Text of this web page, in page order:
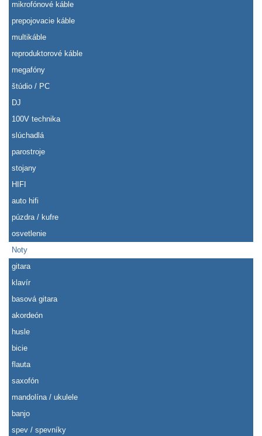
mikrofónové káble
prepojovacie káble
multikáble
reproduktorové káble
megafóny
štúdio / PC
DJ
100V technika
slúchadlá
parostroje
stojany
HIFI
auto hifi
púzdra / kufre
osvetlenie
Noty
gitara
klavír
basová gitara
akordeón
husle
bicie
flauta
saxofón
mandolína / ukulele
banjo
spev / spevníky